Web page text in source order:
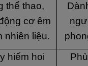
thể thao,
cơ êm
nhiên liệu.
hiếm hoi